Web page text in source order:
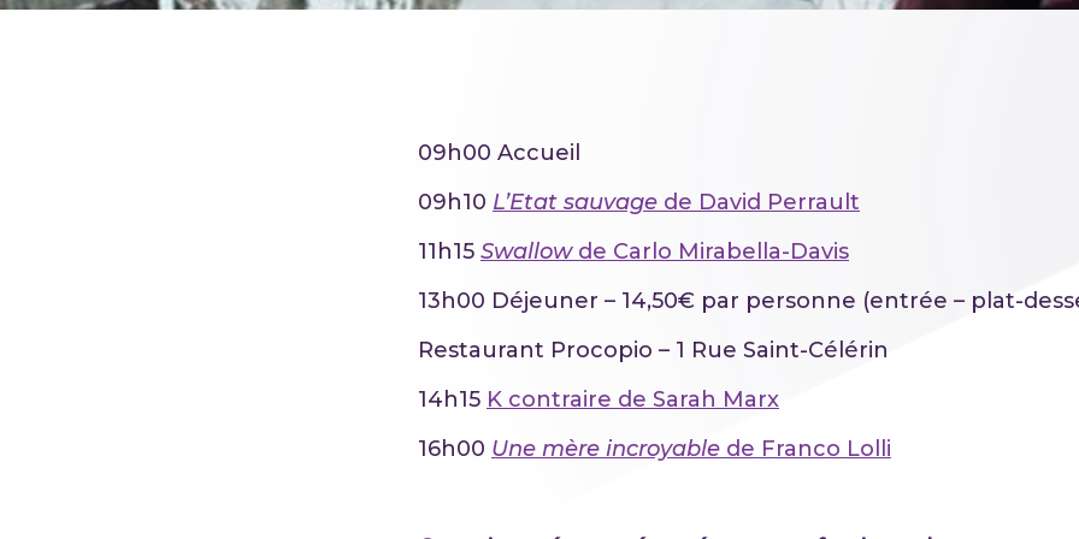
09h00 Accueil
09h10 L’Etat sauvage de David Perrault
11h15 Swallow de Carlo Mirabella-Davis
13h00 Déjeuner – 14,50€ par personne (entrée – plat-
Restaurant Procopio – 1 Rue Saint-Célérin
14h15 K contraire de Sarah Marx
16h00 Une mère incroyable de Franco Lolli